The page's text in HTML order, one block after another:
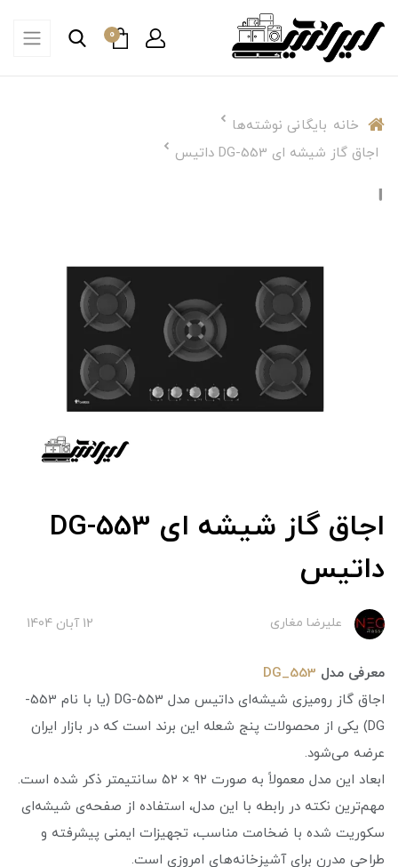
0
خانه بایگانی نوشته‌ها
اجاق گاز شیشه ای DG-553 داتیس
اجاق گاز شیشه ای DG-553
داتیس
علیرضا مغاری 12 آبان 1404
معرفی مدل DG_553
اجاق گاز رومیزی شیشه‌ای داتیس مدل DG-553 (یا با نام 553-
DG) یکی از محصولات پنج شعله این برند است که در بازار ایران
عرضه می‌شود.
ابعاد این مدل معمولاً به صورت ۹۲ × ۵۲ سانتیمتر ذکر شده است.
مهم‌ترین نکته در رابطه با این مدل، استفاده از صفحه‌ی شیشه‌ای
سکوریت شده با ضخامت مناسب، تجهیزات ایمنی پیشرفته و
طراحی مدرن برای آشپزخانه‌های امروزی است.